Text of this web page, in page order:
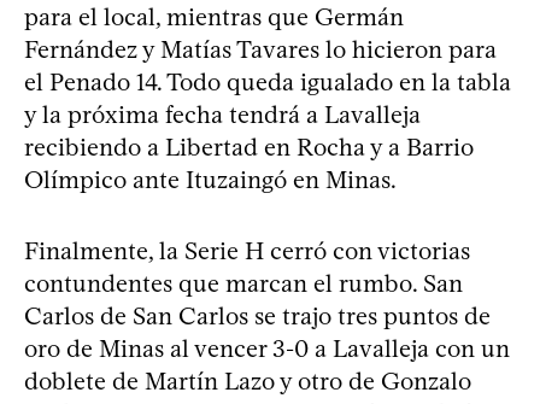
para el local, mientras que Germán
Fernández y Matías Tavares lo hicieron para
el Penado 14. Todo queda igualado en la tabla
y la próxima fecha tendrá a Lavalleja
recibiendo a Libertad en Rocha y a Barrio
Olímpico ante Ituzaingó en Minas.
Finalmente, la Serie H cerró con victorias
contundentes que marcan el rumbo. San
Carlos de San Carlos se trajo tres puntos de
oro de Minas al vencer 3-0 a Lavalleja con un
doblete de Martín Lazo y otro de Gonzalo